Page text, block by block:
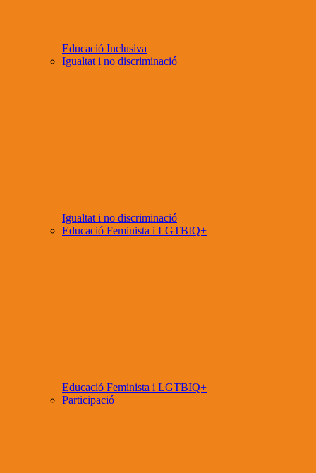
Educació Inclusiva
Igualtat i no discriminació
Igualtat i no discriminació
Educació Feminista i LGTBIQ+
Educació Feminista i LGTBIQ+
Participació